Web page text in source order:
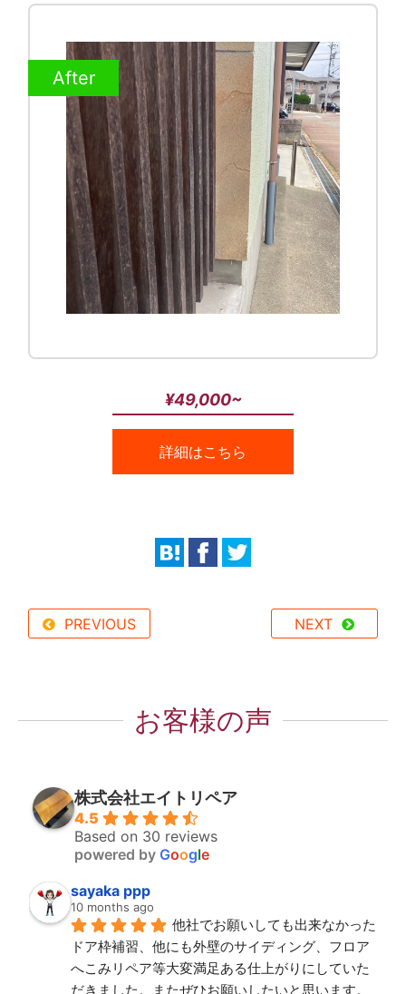
After
¥49,000~
詳細はこちら
PREVIOUS NEXT
お客様の声
株式会社エイトリペア
4.5
Based on 30 reviews
powered by Google
sayaka ppp
10 months ago
他社でお願いしても出来なかった
ドア枠補習、他にも外壁のサイディング、フロア
へこみリペア等大変満足ある仕上がりにしていた
だきました。またぜひお願いしたいと思います。